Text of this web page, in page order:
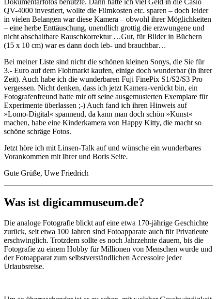
Dokumentarfotos benutzte. Dann hatte ich viel Geld in die Casio
QV-4000 investiert, wollte die Filmkosten etc. sparen – doch leider
in vielen Belangen war diese Kamera – obwohl ihrer Möglichkeiten
– eine herbe Enttäuschung, unendlich grottig die erzwungene und
nicht abschaltbare Rauschkorrektur …Gut, für Bilder in Büchern
(15 x 10 cm) war es dann doch leb- und brauchbar…
Bei meiner Liste sind nicht die schönen kleinen Sonys, die Sie für
3.- Euro auf dem Flohmarkt kaufen, einige doch wunderbar (in ihrer
Zeit). Auch habe ich die wunderbaren Fuji FinePix S1/S2/S3 Pro
vergessen. Nicht denken, dass ich jetzt Kamera-verückt bin, ein
Fotografenfreund hatte mir oft seine ausgemusterten Exemplare für
Experimente überlassen ;-) Auch fand ich ihren Hinweis auf
»Lomo-Digital« spannend, da kann man doch schön »Kunst«
machen, habe eine Kinderkamera von Happy Kitty, die macht so
schöne schräge Fotos.
Jetzt höre ich mit Linsen-Talk auf und wünsche ein wunderbares
Vorankommen mit Ihrer und Boris Seite.
Gute Grüße, Uwe Friedrich
Was ist digicammuseum.de?
Die analoge Fotografie blickt auf eine etwa 170-jährige Geschichte
zurück, seit etwa 100 Jahren sind Fotoapparate auch für Privatleute
erschwinglich. Trotzdem sollte es noch Jahrzehnte dauern, bis die
Fotografie zu einem Hobby für Millionen von Menschen wurde und
der Fotoapparat zum selbstverständlichen Accessoire jeder
Urlaubsreise.